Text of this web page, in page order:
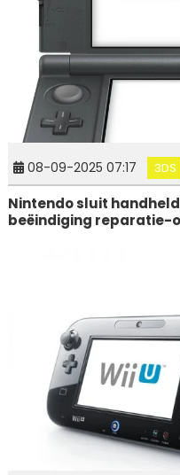
08-09-2025 07:17 3DS
Nintendo sluit
beëindiging reparatie-